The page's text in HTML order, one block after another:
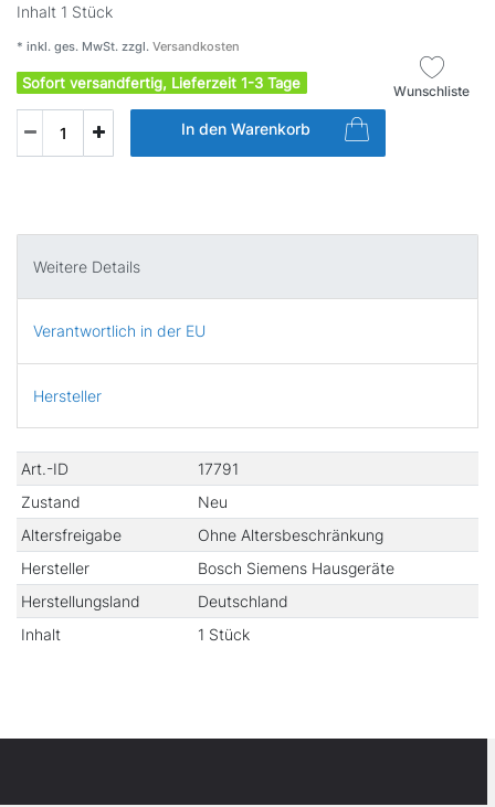
Inhalt 1 Stück
* inkl. ges. MwSt. zzgl. Versandkosten
Sofort versandfertig, Lieferzeit 1-3 Tage
In den Warenkorb
Wunschliste
Weitere Details
Verantwortlich in der EU
Hersteller
Technisches
Merkmal
Wert
Art.-ID
17791
Zustand
Neu
Altersfreigabe
Ohne Altersbeschränkung
Hersteller
Bosch Siemens Hausgeräte
Herstellungsland
Deutschland
Inhalt
1 Stück